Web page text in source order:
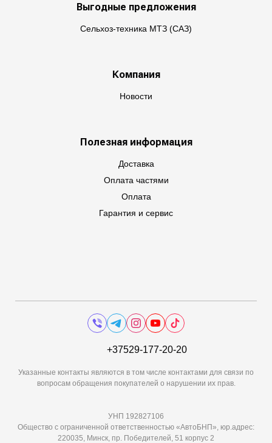
Выгодные предложения
Сельхоз-техника МТЗ (САЗ)
Компания
Новости
Полезная информация
Доставка
Оплата частями
Оплата
Гарантия и сервис
+37529-177-20-20
Указанные контакты являются в том числе контактами для связи по
вопросам обращения покупателей о нарушении их прав.
УНП 192827106
Общество с ограниченной ответственностью «АвтоБНП», юр.адрес:
220035, Минск, пр. Победителей, 51 корпус 2